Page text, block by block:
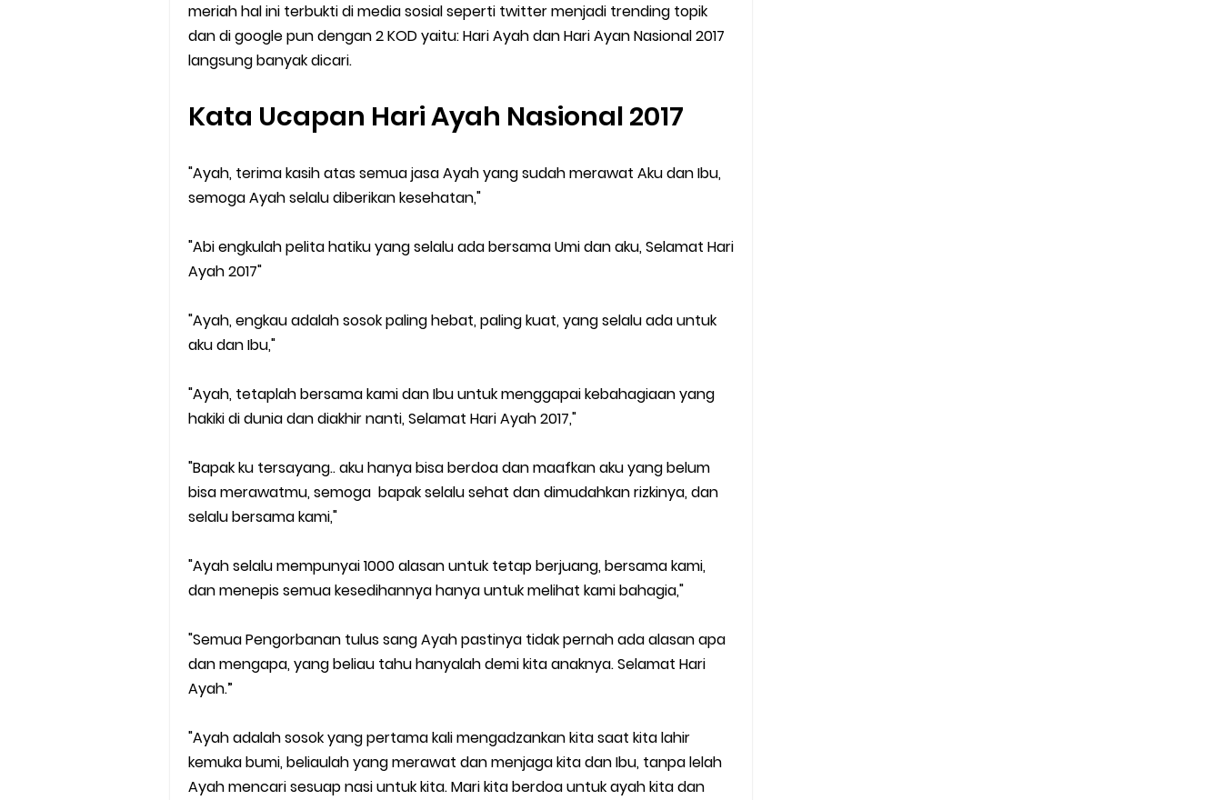
meriah hal ini terbukti di media sosial seperti twitter menjadi trending topik
dan di google pun dengan 2 KOD yaitu: Hari Ayah dan Hari Ayan Nasional 2017
langsung banyak dicari.
Kata Ucapan Hari Ayah Nasional 2017
"Ayah, terima kasih atas semua jasa Ayah yang sudah merawat Aku dan Ibu,
semoga Ayah selalu diberikan kesehatan,"
"Abi engkulah pelita hatiku yang selalu ada bersama Umi dan aku, Selamat Hari
Ayah 2017"
"Ayah, engkau adalah sosok paling hebat, paling kuat, yang selalu ada untuk
aku dan Ibu,"
"Ayah, tetaplah bersama kami dan Ibu untuk menggapai kebahagiaan yang
hakiki di dunia dan diakhir nanti, Selamat Hari Ayah 2017,"
"Bapak ku tersayang.. aku hanya bisa berdoa dan maafkan aku yang belum
bisa merawatmu, semoga bapak selalu sehat dan dimudahkan rizkinya, dan
selalu bersama kami,"
"Ayah selalu mempunyai 1000 alasan untuk tetap berjuang, bersama kami,
dan menepis semua kesedihannya hanya untuk melihat kami bahagia,"
"Semua Pengorbanan tulus sang Ayah pastinya tidak pernah ada alasan apa
dan mengapa, yang beliau tahu hanyalah demi kita anaknya. Selamat Hari
Ayah.”
"Ayah adalah sosok yang pertama kali mengadzankan kita saat kita lahir
kemuka bumi, beliaulah yang merawat dan menjaga kita dan Ibu, tanpa lelah
Ayah mencari sesuap nasi untuk kita. Mari kita berdoa untuk ayah kita dan